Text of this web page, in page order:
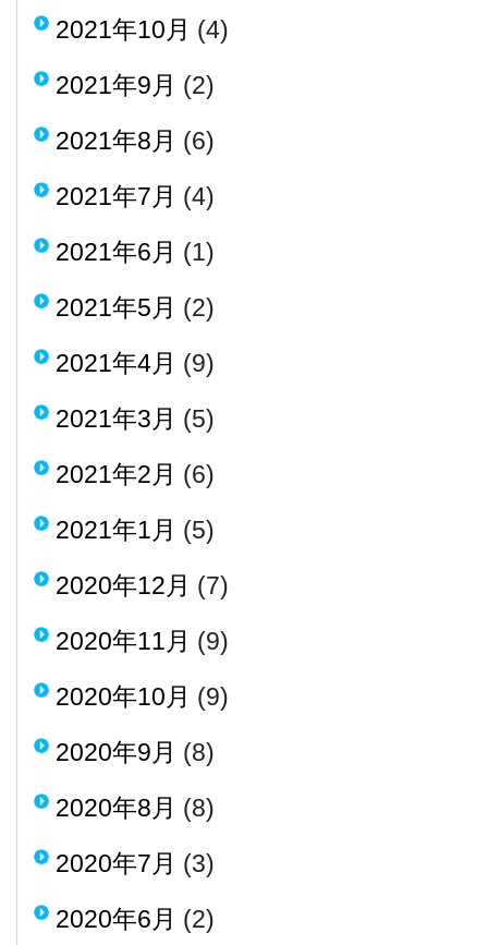
2021年10月 (4)
2021年9月 (2)
2021年8月 (6)
2021年7月 (4)
2021年6月 (1)
2021年5月 (2)
2021年4月 (9)
2021年3月 (5)
2021年2月 (6)
2021年1月 (5)
2020年12月 (7)
2020年11月 (9)
2020年10月 (9)
2020年9月 (8)
2020年8月 (8)
2020年7月 (3)
2020年6月 (2)